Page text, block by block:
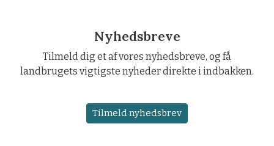
Nyhedsbreve
Tilmeld dig et af vores nyhedsbreve, og få
landbrugets vigtigste nyheder direkte i indbakken.
Tilmeld nyhedsbrev